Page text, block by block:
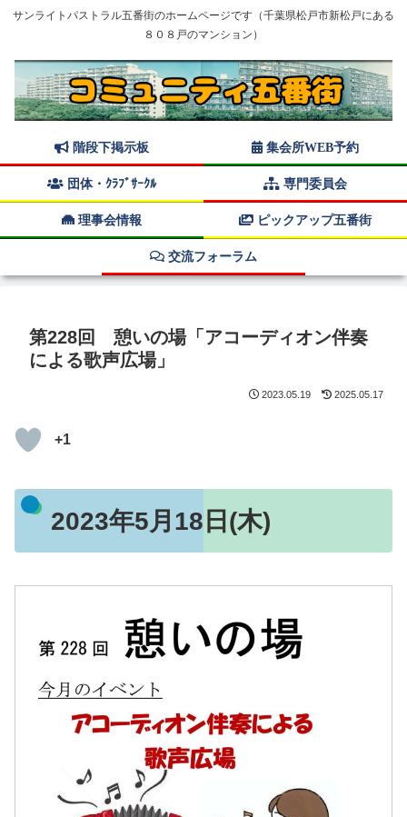
サンライトパストラル五番街のホームページです（千葉県松戸市新松戸にある
８０８戸のマンション）
階段下掲示板 集会所WEB予約
団体・ｸﾗﾌﾞｻｰｸﾙ 専門委員会
理事会情報 ピックアップ五番街
交流フォーラム
第228回 憩いの場「アコーディオン伴奏
による歌声広場」
2023.05.19 2025.05.17
+1
2023年5月18日(木)